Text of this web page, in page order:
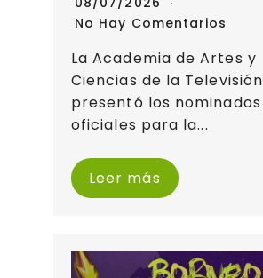
No Hay Comentarios
La Academia de Artes y
Ciencias de la Televisión
presentó los nominados
oficiales para la...
Leer más